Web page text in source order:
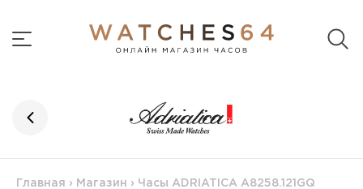
Главная › Магазин › Часы ADRIATICA A8258.121GQ